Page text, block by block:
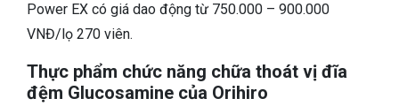
Power EX có giá dao động từ 750.000 – 900.000
VNĐ/lọ 270 viên.
Thực phẩm chức năng chữa thoát vị đĩa
đệm Glucosamine của Orihiro